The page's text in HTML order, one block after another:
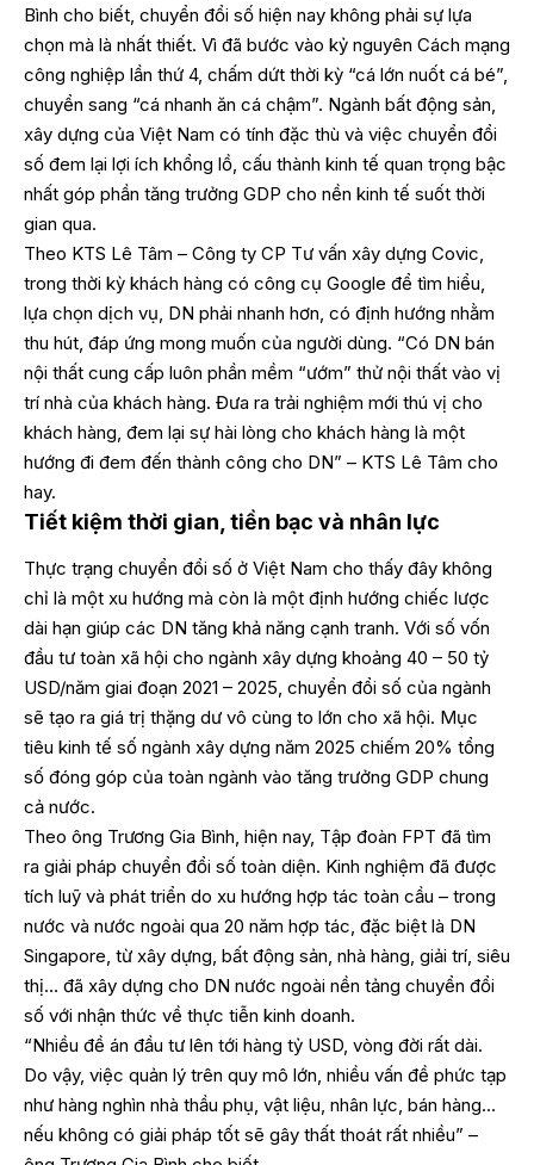
Bình cho biết, chuyển đổi số hiện nay không phải sự lựa
chọn mà là nhất thiết. Vì đã bước vào kỷ nguyên Cách mạng
công nghiệp lần thứ 4, chấm dứt thời kỳ “cá lớn nuốt cá bé”,
chuyển sang “cá nhanh ăn cá chậm”. Ngành bất động sản,
xây dựng của Việt Nam có tính đặc thù và việc chuyển đổi
số đem lại lợi ích khổng lồ, cấu thành kinh tế quan trọng bậc
nhất góp phần tăng trưởng GDP cho nền kinh tế suốt thời
gian qua.
Theo KTS Lê Tâm – Công ty CP Tư vấn xây dựng Covic,
trong thời kỳ khách hàng có công cụ Google để tìm hiểu,
lựa chọn dịch vụ, DN phải nhanh hơn, có định hướng nhằm
thu hút, đáp ứng mong muốn của người dùng. “Có DN bán
nội thất cung cấp luôn phần mềm “ướm” thử nội thất vào vị
trí nhà của khách hàng. Đưa ra trải nghiệm mới thú vị cho
khách hàng, đem lại sự hài lòng cho khách hàng là một
hướng đi đem đến thành công cho DN” – KTS Lê Tâm cho
hay.
Tiết kiệm thời gian, tiền bạc và nhân lực
Thực trạng chuyển đổi số ở Việt Nam cho thấy đây không
chỉ là một xu hướng mà còn là một định hướng chiếc lược
dài hạn giúp các DN tăng khả năng cạnh tranh. Với số vốn
đầu tư toàn xã hội cho ngành xây dựng khoảng 40 – 50 tỷ
USD/năm giai đoạn 2021 – 2025, chuyển đổi số của ngành
sẽ tạo ra giá trị thặng dư vô cùng to lớn cho xã hội. Mục
tiêu kinh tế số ngành xây dựng năm 2025 chiếm 20% tổng
số đóng góp của toàn ngành vào tăng trưởng GDP chung
cả nước.
Theo ông Trương Gia Bình, hiện nay, Tập đoàn FPT đã tìm
ra giải pháp chuyển đổi số toàn diện. Kinh nghiệm đã được
tích luỹ và phát triển do xu hướng hợp tác toàn cầu – trong
nước và nước ngoài qua 20 năm hợp tác, đặc biệt là DN
Singapore, từ xây dựng, bất động sản, nhà hàng, giải trí, siêu
thị… đã xây dựng cho DN nước ngoài nền tảng chuyển đổi
số với nhận thức về thực tiễn kinh doanh.
“Nhiều đề án đầu tư lên tới hàng tỷ USD, vòng đời rất dài.
Do vậy, việc quản lý trên quy mô lớn, nhiều vấn đề phức tạp
như hàng nghìn nhà thầu phụ, vật liệu, nhân lực, bán hàng…
nếu không có giải pháp tốt sẽ gây thất thoát rất nhiều” –